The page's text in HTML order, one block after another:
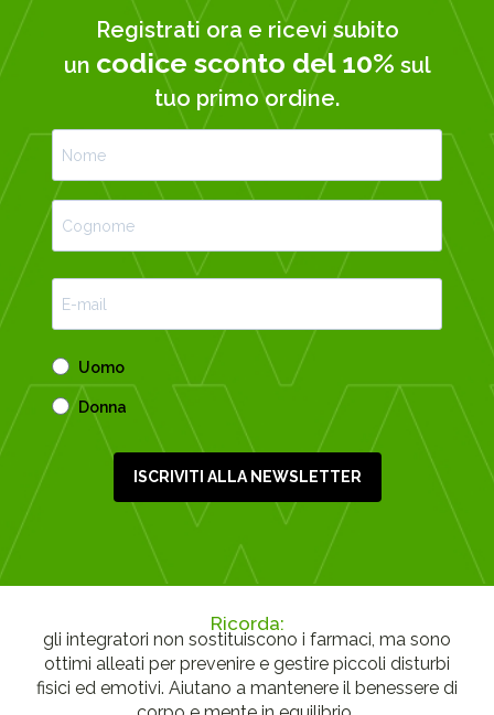
Registrati ora e ricevi subito
un codice sconto del 10% sul
tuo primo ordine.
Uomo
Donna
ISCRIVITI ALLA NEWSLETTER
Ricorda:
gli integratori non sostituiscono i farmaci, ma sono
ottimi alleati per prevenire e gestire piccoli disturbi
fisici ed emotivi. Aiutano a mantenere il benessere di